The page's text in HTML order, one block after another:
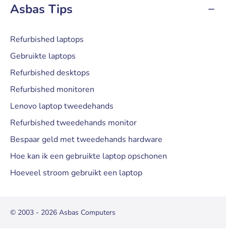
Asbas Tips
Refurbished laptops
Gebruikte laptops
Refurbished desktops
Refurbished monitoren
Lenovo laptop tweedehands
Refurbished tweedehands monitor
Bespaar geld met tweedehands hardware
Hoe kan ik een gebruikte laptop opschonen
Hoeveel stroom gebruikt een laptop
© 2003 - 2026 Asbas Computers